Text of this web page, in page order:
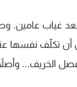
بعد غياب عامين.
أن تكلّف نفسها
الخريف... وأصلاً